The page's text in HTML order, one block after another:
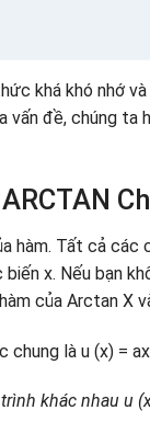
của Arctan U
của chức năng
thứ 4:
cấp 4 của Arctan U:
khá khó nhớ
vấn đề, chúng
hàm. Tất cả các
x. Nếu bạn
của Arctan X
chung là u (x) =
khác nhau u